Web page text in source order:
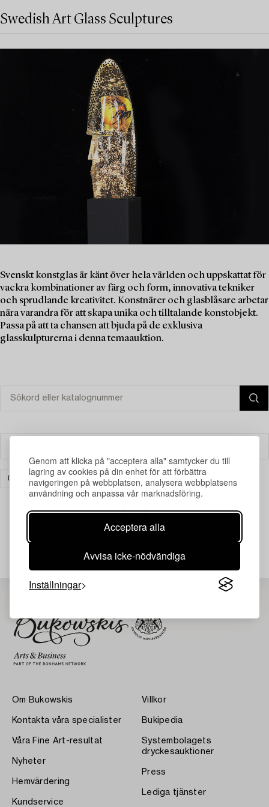
Genom att klicka på "acceptera alla" samtycker du till
lagring av cookies på din enhet för att förbättra
navigeringen på webbplatsen, analysera webbplatsens
användning och anpassa vår marknadsföring.
Acceptera alla
Avvisa icke-nödvändiga
Inställningar
Swedish Art Glass Sculptures
Svenskt konstglas är känt över hela världen och uppskattat för
vackra kombinationer av färg och form, innovativa tekniker
och sprudlande kreativitet. Konstnärer och glasblåsare arbetar
nära varandra för att skapa unika och tilltalande konstobjekt.
Passa på att ta chansen att bjuda på de exklusiva
glasskulpturerna i denna temaauktion.
DIVERSE ÖVRIGT RENSA ALLA
Din sökning gav ingen träff just nu.
Om Bukowskis
Kontakta våra specialister
Våra Fine Art-resultat
Nyheter
Hemvärdering
Kundservice
Villkor
Bukipedia
Systembolagets
dryckesauktioner
Press
Lediga tjänster